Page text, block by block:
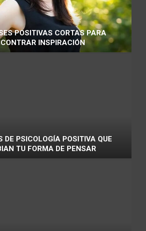
POSITIVAS CORTAS PARA
INSPIRACIÓN
DE PSICOLOGÍA POSITIVA QUE
TU FORMA DE PENSAR